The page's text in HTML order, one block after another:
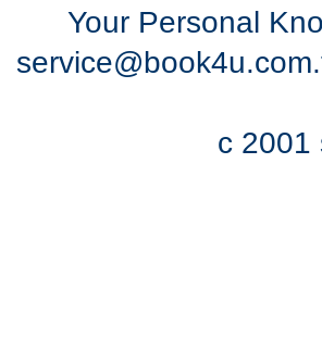
Your Personal
c 2001